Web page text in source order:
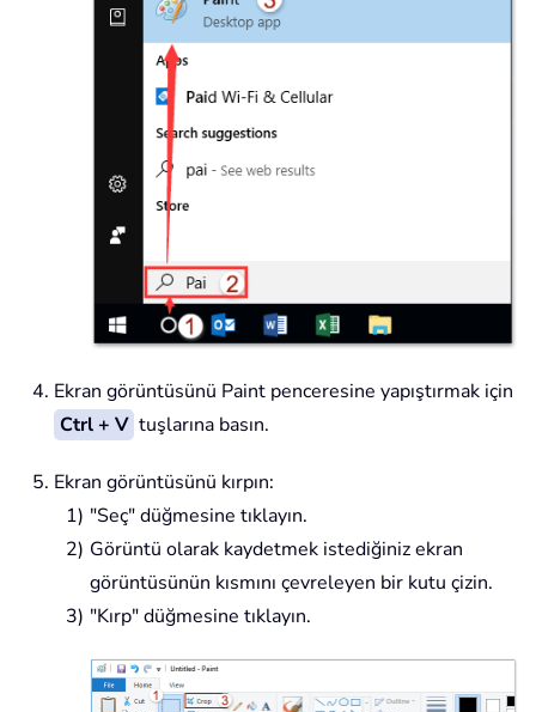
Ekran görüntüsünü Paint penceresine yapıştırmak için
Ctrl + V tuşlarına basın.
Ekran görüntüsünü kırpın:
"Seç" düğmesine tıklayın.
Görüntü olarak kaydetmek istediğiniz ekran
görüntüsünün kısmını çevreleyen bir kutu çizin.
"Kırp" düğmesine tıklayın.